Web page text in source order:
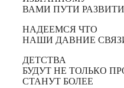
ВАМИ ПУТИ
НАДЕЕМСЯ ЧТО
НАШИ ДАВНИЕ
ДЕТСТВА
БУДУТ НЕ ТОЛЬКО
СТАНУТ БОЛЕЕ